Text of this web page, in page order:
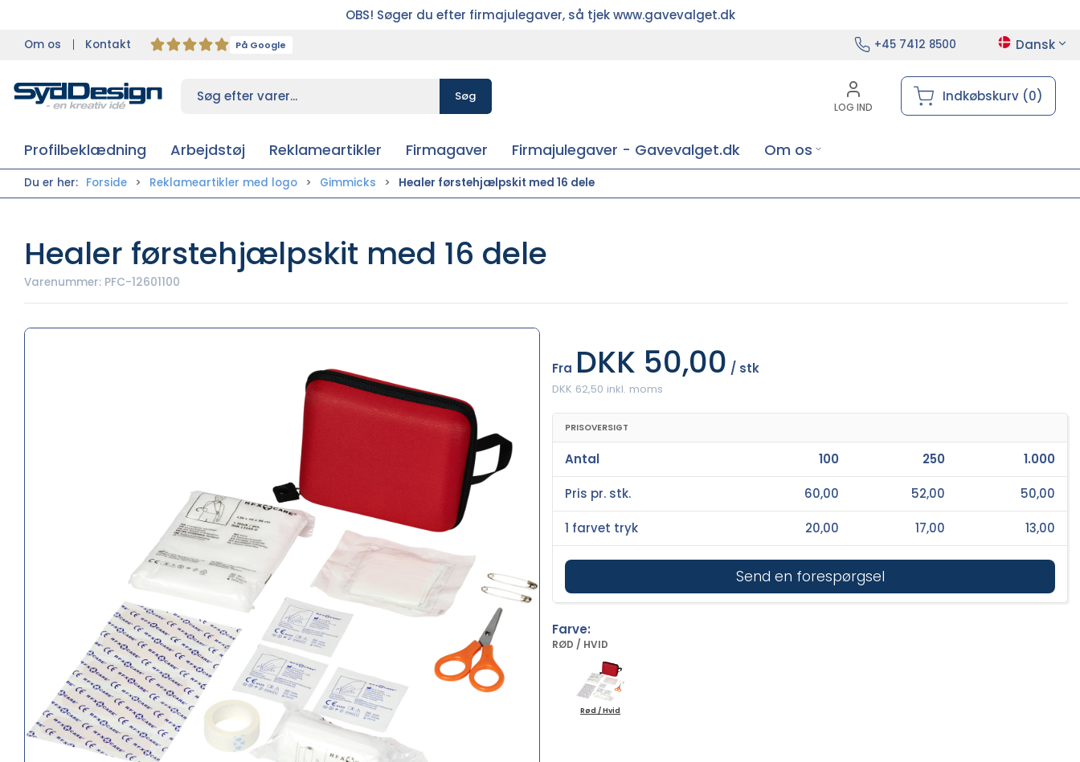
OBS! Søger du efter firmajulegaver, så tjek www.gavevalget.dk
Om os Kontakt På Google +45 7412 8500 Dansk
Søg
LOG IND
Indkøbskurv (0)
Profilbeklædning Arbejdstøj Reklameartikler Firmagaver Firmajulegaver - Gavevalget.dk Om os
Du er her: Forside Reklameartikler med logo Gimmicks Healer førstehjælpskit med 16 dele
Healer førstehjælpskit med 16 dele
Varenummer: PFC-12601100
Fra DKK 50,00 / stk
DKK 62,50 inkl. moms
PRISOVERSIGT
Send en forespørgsel
Antal 100 250 1.000
Pris pr. stk. 60,00 52,00 50,00
1 farvet tryk 20,00 17,00 13,00
Farve:
RØD / HVID
Rød / Hvid